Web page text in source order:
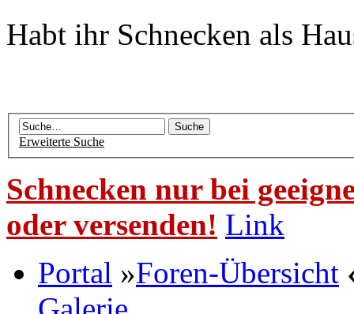
Habt ihr Schnecken als
Erweiterte Suche
Schnecken nur bei
oder versenden! Link
Portal »Foren-Übersicht